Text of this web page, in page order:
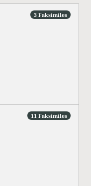
3 Faksimiles
11 Faksimiles